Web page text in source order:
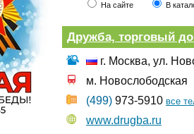
На сайте В
Дружба, торговый
г. Москва, ул.
м. Новослободская
(499) 973-5910 все
www.drugba.ru